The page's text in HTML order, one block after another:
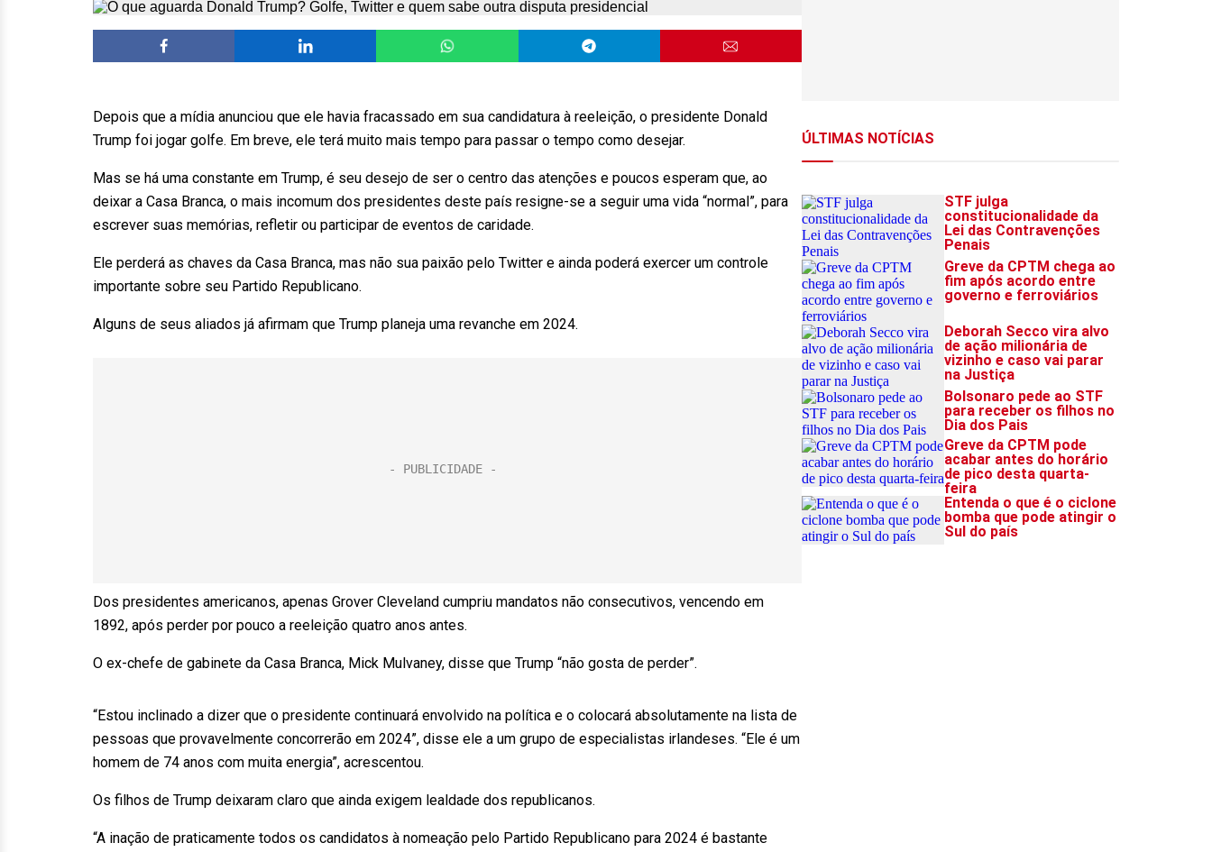
Depois que a mídia anunciou que ele havia fracassado em sua candidatura à reeleição, o presidente Donald
Trump foi jogar golfe. Em breve, ele terá muito mais tempo para passar o tempo como desejar.
Mas se há uma constante em Trump, é seu desejo de ser o centro das atenções e poucos esperam que, ao
deixar a Casa Branca, o mais incomum dos presidentes deste país resigne-se a seguir uma vida “normal”, para
escrever suas memórias, refletir ou participar de eventos de caridade.
Ele perderá as chaves da Casa Branca, mas não sua paixão pelo Twitter e ainda poderá exercer um controle
importante sobre seu Partido Republicano.
Alguns de seus aliados já afirmam que Trump planeja uma revanche em 2024.
Dos presidentes americanos, apenas Grover Cleveland cumpriu mandatos não consecutivos, vencendo em
1892, após perder por pouco a reeleição quatro anos antes.
O ex-chefe de gabinete da Casa Branca, Mick Mulvaney, disse que Trump “não gosta de perder”.
“Estou inclinado a dizer que o presidente continuará envolvido na política e o colocará absolutamente na lista de
pessoas que provavelmente concorrerão em 2024”, disse ele a um grupo de especialistas irlandeses. “Ele é um
homem de 74 anos com muita energia”, acrescentou.
Os filhos de Trump deixaram claro que ainda exigem lealdade dos republicanos.
“A inação de praticamente todos os candidatos à nomeação pelo Partido Republicano para 2024 é bastante